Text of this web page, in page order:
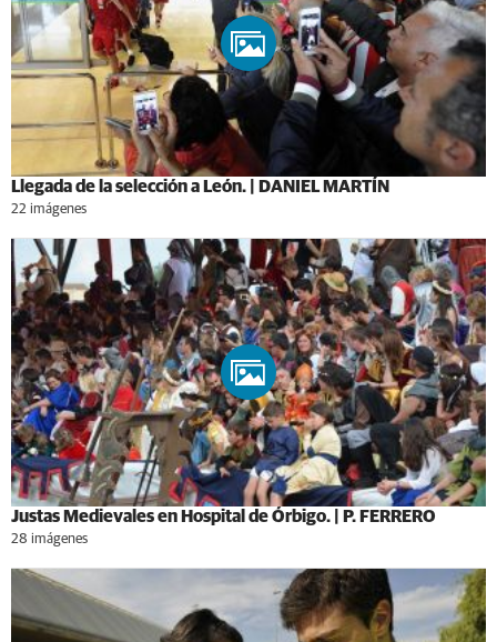
Llegada de la selección a León. | DANIEL MARTÍN
22 imágenes
Justas Medievales en Hospital de Órbigo. | P. FERRERO
28 imágenes